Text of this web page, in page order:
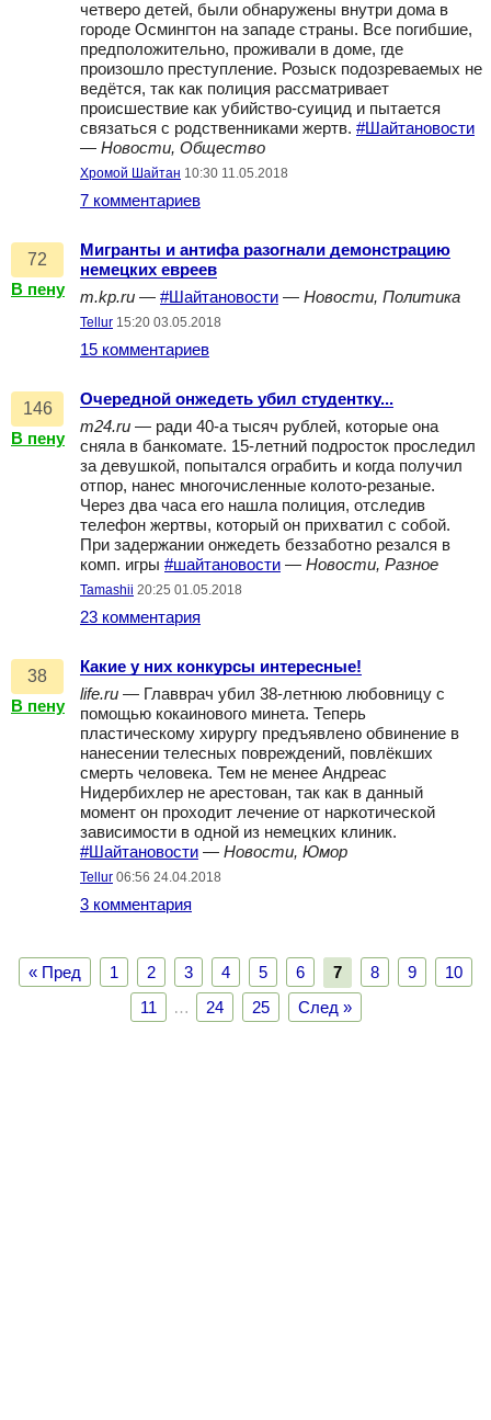
четверо детей, были обнаружены внутри дома в
городе Осмингтон на западе страны. Все погибшие,
предположительно, проживали в доме, где
произошло преступление. Розыск подозреваемых не
ведётся, так как полиция рассматривает
происшествие как убийство-суицид и пытается
связаться с родственниками жертв. #Шайтановости
— Новости, Общество
Хромой Шайтан 10:30 11.05.2018
7 комментариев
72
В пену
Мигранты и антифа разогнали демонстрацию
немецких евреев
m.kp.ru — #Шайтановости — Новости, Политика
Tellur 15:20 03.05.2018
15 комментариев
146
В пену
Очередной онжедеть убил студентку...
m24.ru — ради 40-а тысяч рублей, которые она
сняла в банкомате. 15-летний подросток проследил
за девушкой, попытался ограбить и когда получил
отпор, нанес многочисленные колото-резаные.
Через два часа его нашла полиция, отследив
телефон жертвы, который он прихватил с собой.
При задержании онжедеть беззаботно резался в
комп. игры #шайтановости — Новости, Разное
Tamashii 20:25 01.05.2018
23 комментария
38
В пену
Какие у них конкурсы интересные!
life.ru — Главврач убил 38-летнюю любовницу с
помощью кокаинового минета. Теперь
пластическому хирургу предъявлено обвинение в
нанесении телесных повреждений, повлёкших
смерть человека. Тем не менее Андреас
Нидербихлер не арестован, так как в данный
момент он проходит лечение от наркотической
зависимости в одной из немецких клиник.
#Шайтановости — Новости, Юмор
Tellur 06:56 24.04.2018
3 комментария
« Пред 1 2 3 4 5 6 7 8 9
10
11
… 24 25 След »